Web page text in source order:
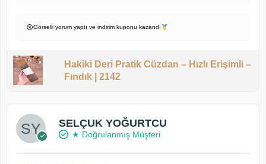
Görselli yorum yaptı ve indirim kuponu kazandı
Hakiki Deri Pratik Cüzdan – Hızlı Erişimli –
Fındık | 2142
SELÇUK YOĞURTCU
★ Doğrulanmış Müşteri